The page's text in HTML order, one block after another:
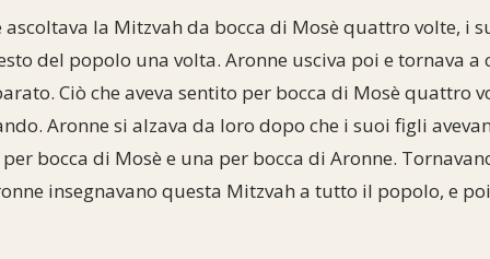
ascoltava la Mitzvah da bocca di Mosè quattro volte, i
del popolo una volta. Aronne usciva poi e tornava a
Ciò che aveva sentito per bocca di Mosè quattro
Aronne si alzava da loro dopo che i suoi figli
bocca di Mosè e una per bocca di Aronne.
insegnavano questa Mitzvah a tutto il popolo, e